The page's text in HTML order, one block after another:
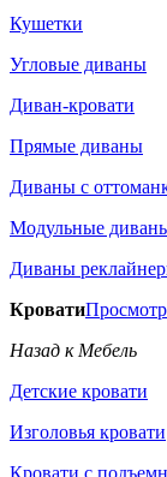
Кушетки
Угловые диваны
Диван-кровати
Прямые диваны
Диваны с
Модульные
Диваны
Кровати
Назад к Мебель
Детские кровати
Изголовья кровати
Кровати с